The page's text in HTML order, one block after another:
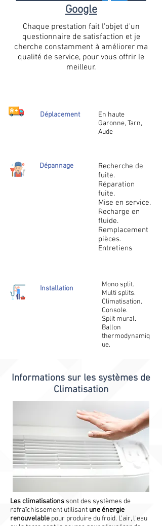
Google
Chaque prestation fait l'objet d'un
questionnaire de satisfaction et je
cherche constamment à améliorer ma
qualité de service, pour vous offrir le
meilleur.
Informations sur les systèmes de
Climatisation
Les climatisations sont des systèmes de
rafraîchissement utilisant une énergie
renouvelable pour produire du froid. L'air, l'eau
Déplacement
En haute
Garonne, Tarn,
Aude
Dépannage
Recherche de
fuite.
Réparation
fuite.
Mise en service.
Recharge en
fluide.
Remplacement
pièces.
Entretiens
Installation
Mono split.
Multi splits.
Climatisation.
Console.
Split mural.
Ballon
thermodynamiq
ue.